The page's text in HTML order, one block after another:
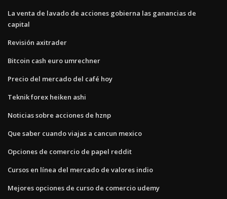
La venta de lavado de acciones gobierna las ganancias de
capital
Revisión axitrader
Bitcoin cash euro umrechner
Precio del mercado del café hoy
Teknik forex heiken ashi
Noticias sobre acciones de hznp
Que saber cuando viajas a cancun mexico
Opciones de comercio de papel reddit
Cursos en línea del mercado de valores indio
Mejores opciones de curso de comercio udemy